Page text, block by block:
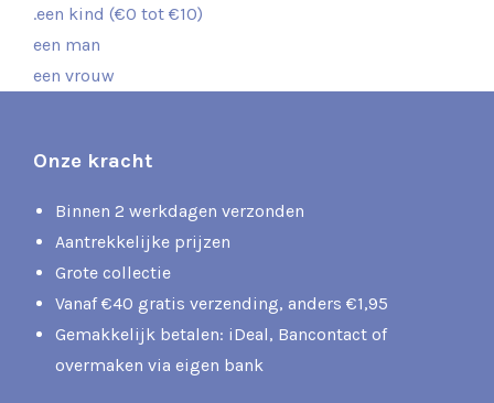
.een kind (€0 tot €10)
een man
een vrouw
Onze kracht
Binnen 2 werkdagen verzonden
Aantrekkelijke prijzen
Grote collectie
Vanaf €40 gratis verzending, anders €1,95
Gemakkelijk betalen: iDeal, Bancontact of
overmaken via eigen bank